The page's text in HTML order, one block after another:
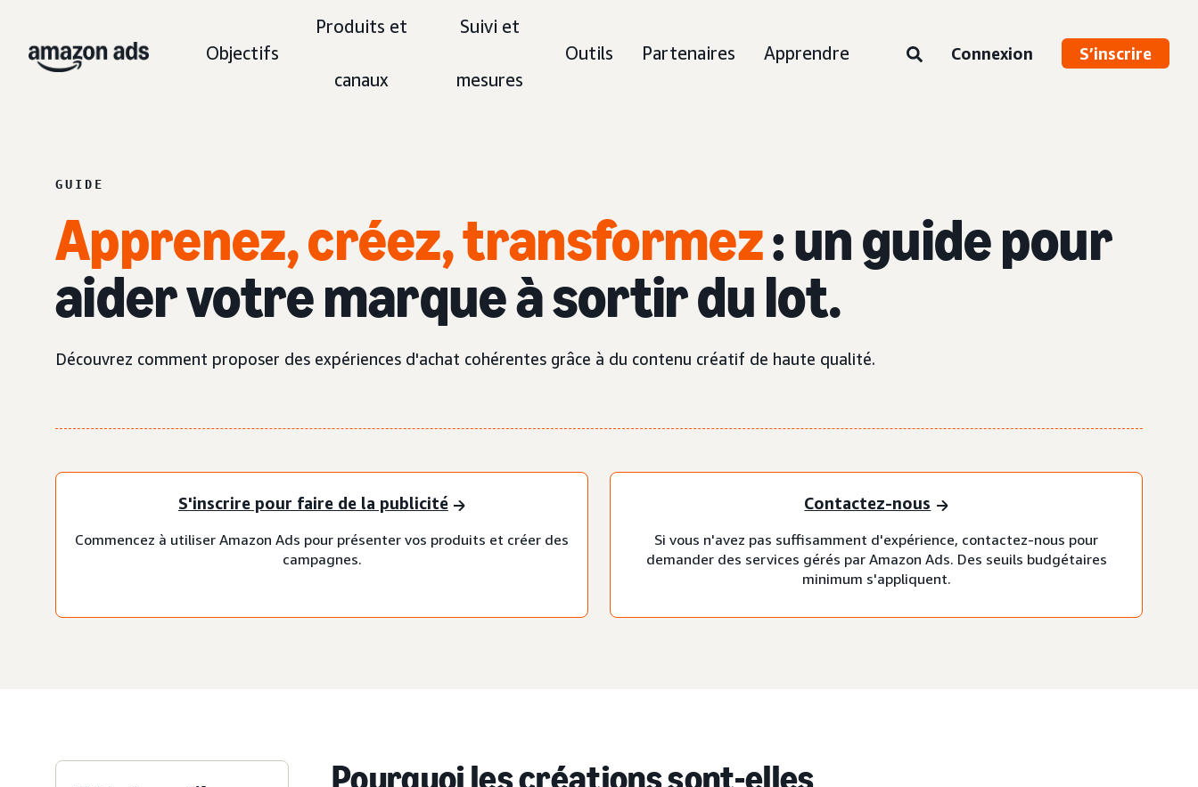
Objectifs
Produits et
canaux
Suivi et
mesures
Outils Partenaires Apprendre Connexion S’inscrire
GUIDE
Apprenez, créez, transformez: un guide pour
aider votre marque à sortir du lot.
Découvrez comment proposer des expériences d'achat cohérentes grâce à du contenu créatif de haute qualité.
S'inscrire pour faire de la publicité
Commencez à utiliser Amazon Ads pour présenter vos produits et créer des
campagnes.
Contactez-nous
Si vous n'avez pas suffisamment d'expérience, contactez-nous pour
demander des services gérés par Amazon Ads. Des seuils budgétaires
minimum s'appliquent.
Pourquoi les créations sont-elles